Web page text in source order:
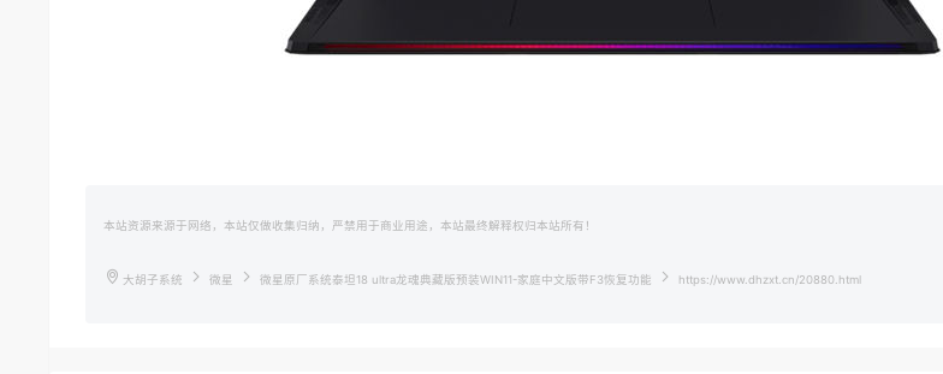
本站资源来源于网络，本站仅做收集归纳，严禁用于商业用途，本站最终解释权归本站所有！
大胡子系统 微星 微星原厂系统泰坦18 ultra龙魂典藏版预装WIN11-家庭中文版带F3恢复功能 https://www.dhzxt.cn/20880.html